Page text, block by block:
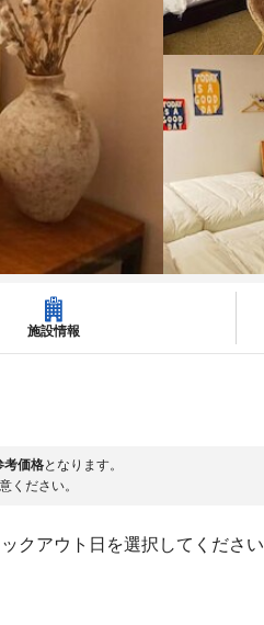
施設情報
考価格となります。
ください。
クアウト日を選択してください